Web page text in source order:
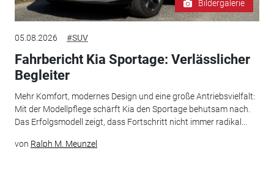
Bildergalerie
05.08.2026 #SUV
Fahrbericht Kia Sportage: Verlässlicher
Begleiter
Mehr Komfort, modernes Design und eine große Antriebsvielfalt:
Mit der Modellpflege schärft Kia den Sportage behutsam nach.
Das Erfolgsmodell zeigt, dass Fortschritt nicht immer radikal...
von Ralph M. Meunzel